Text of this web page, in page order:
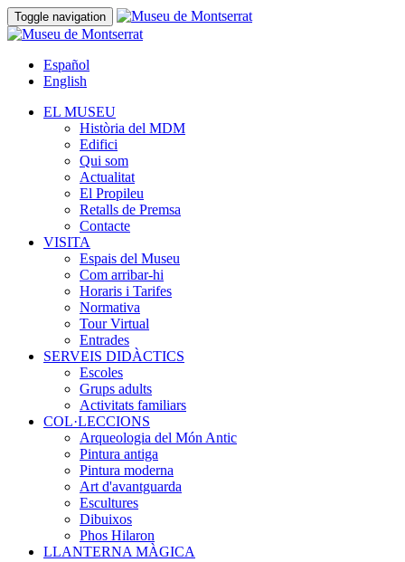
Toggle navigation
Español
English
EL MUSEU
Història del MDM
Edifici
Qui som
Actualitat
El Propileu
Retalls de Premsa
Contacte
VISITA
Espais del Museu
Com arribar-hi
Horaris i Tarifes
Normativa
Tour Virtual
Entrades
SERVEIS DIDÀCTICS
Escoles
Grups adults
Activitats familiars
COL·LECCIONS
Arqueologia del Món Antic
Pintura antiga
Pintura moderna
Art d'avantguarda
Escultures
Dibuixos
Phos Hilaron
LLANTERNA MÀGICA